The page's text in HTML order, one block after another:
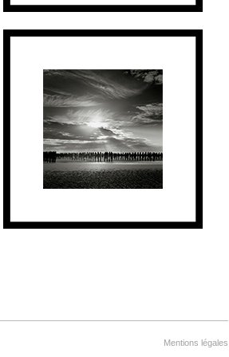
Mentions légales